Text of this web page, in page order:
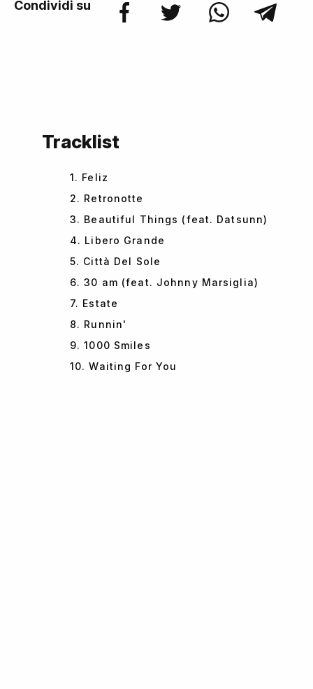
Condividi su
Tracklist
1. Feliz
2. Retronotte
3. Beautiful Things (feat. Datsunn)
4. Libero Grande
5. Città Del Sole
6. 30 am (feat. Johnny Marsiglia)
7. Estate
8. Runnin'
9. 1000 Smiles
10. Waiting For You